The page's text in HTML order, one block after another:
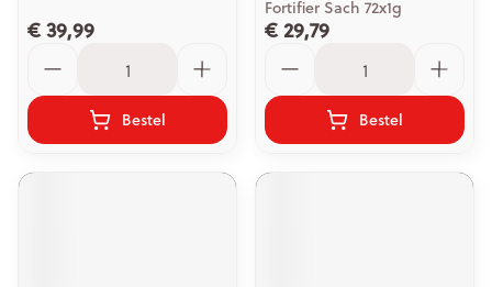
€ 39,99
Bestel
Fortifier Sach 72x1g
€ 29,79
Bestel